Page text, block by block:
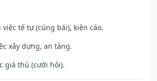
việc tế tự (cúng bái), kiện cáo.
xây dựng, an táng.
giá thú (cưới hỏi).